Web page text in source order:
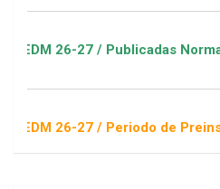
27 / Publicadas Normas, Guía
27 / Periodo de